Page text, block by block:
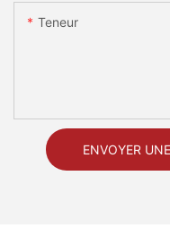
Teneur
ENVOYER